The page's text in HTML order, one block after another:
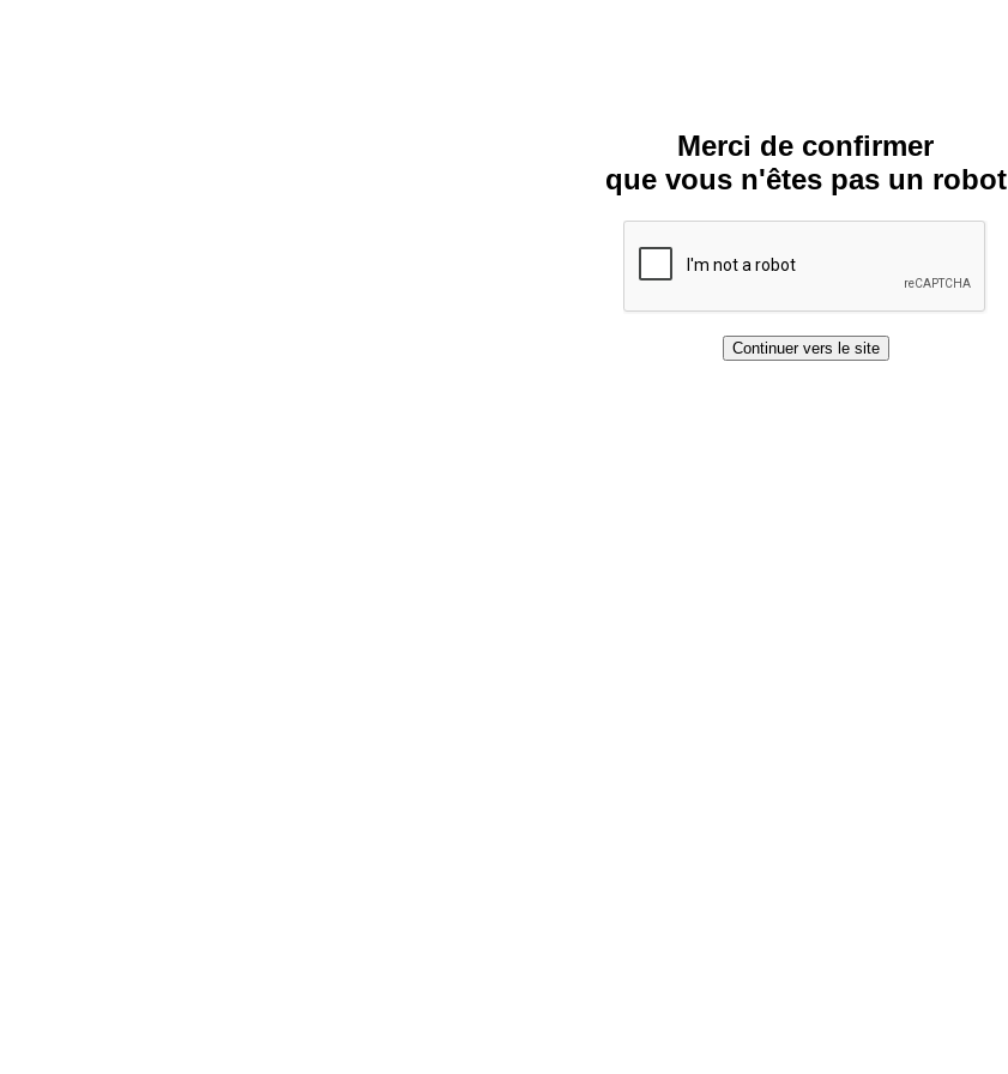
Merci de confirmer
que vous n'êtes pas un robot
Continuer vers le site